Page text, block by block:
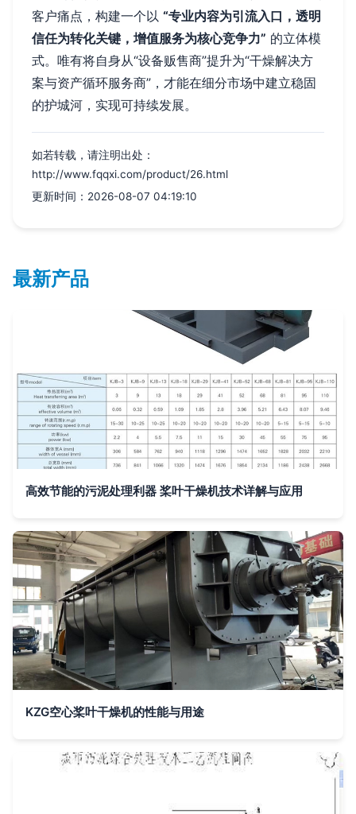
客户痛点，构建一个以 “专业内容为引流入口，透明
信任为转化关键，增值服务为核心竞争力” 的立体模
式。唯有将自身从“设备贩售商”提升为“干燥解决方
案与资产循环服务商”，才能在细分市场中建立稳固
的护城河，实现可持续发展。
如若转载，请注明出处：
http://www.fqqxi.com/product/26.html
更新时间：2026-08-07 04:19:10
最新产品
高效节能的污泥处理利器 桨叶干燥机技术详解与应用
KZG空心桨叶干燥机的性能与用途